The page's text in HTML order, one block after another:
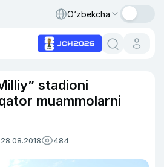
O‘zbekcha
stadioni
muammolarni
484